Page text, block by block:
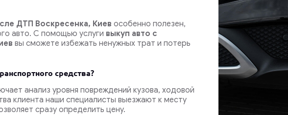
ДТП Воскресенка, Киев особенно полезен,
авто. С помощью услуги выкуп авто с
вы сможете избежать ненужных трат и потерь
средства?
анализ уровня повреждений кузова, ходовой
клиента наши специалисты выезжают к месту
сразу определить цену.